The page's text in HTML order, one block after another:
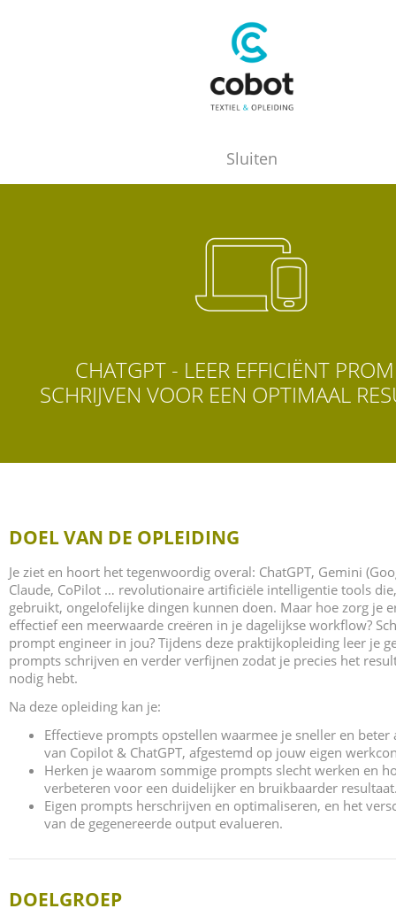
Sluiten
CHATGPT - LEER EFFICIËNT
SCHRIJVEN VOOR EEN OPTIMAAL
DOEL VAN DE OPLEIDING
Je ziet en hoort het tegenwoordig overal: ChatGPT, Gemini
Claude, CoPilot … revolutionaire artificiële intelligentie tools
gebruikt, ongelofelijke dingen kunnen doen. Maar hoe zorg je
effectief een meerwaarde creëren in je dagelijkse workflow?
prompt engineer in jou? Tijdens deze praktijkopleiding leer je
prompts schrijven en verder verfijnen zodat je precies het
nodig hebt.
Na deze opleiding kan je:
Effectieve prompts opstellen waarmee je sneller en
van Copilot & ChatGPT, afgestemd op jouw eigen
Herken je waarom sommige prompts slecht werken en
verbeteren voor een duidelijker en bruikbaarder
Eigen prompts herschrijven en optimaliseren, en het
van de gegenereerde output evalueren.
DOELGROEP